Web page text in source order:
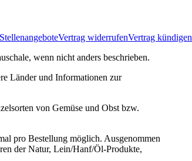
StellenangeboteVertrag widerrufenVertrag kündigen
wenn nicht anders beschrieben.
Länder und Informationen zur
von Gemüse und Obst bzw.
pro Bestellung möglich. Ausgenommen
der Natur, Lein/Hanf/Öl-Produkte,